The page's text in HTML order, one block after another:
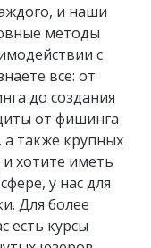
и наши
методы
с
все: от
до создания
от фишинга
также крупных
хотите иметь
у нас для
Для более
есть курсы